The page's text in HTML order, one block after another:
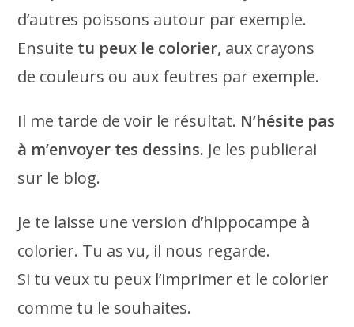
d’autres poissons autour par exemple.
Ensuite tu peux le colorier, aux crayons
de couleurs ou aux feutres par exemple.
Il me tarde de voir le résultat. N’hésite pas
à m’envoyer tes dessins. Je les publierai
sur le blog.
Je te laisse une version d’hippocampe à
colorier. Tu as vu, il nous regarde.
Si tu veux tu peux l’imprimer et le colorier
comme tu le souhaites.